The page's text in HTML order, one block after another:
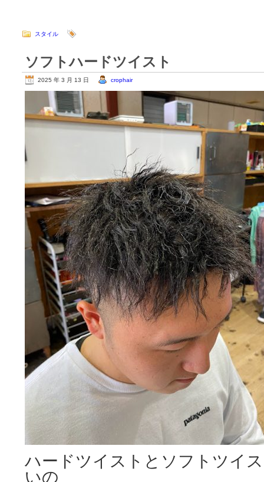
スタイル
ソフトハードツイスト
2025 年 3 月 13 日 crophair
ハードツイストとソフトツイ
いの